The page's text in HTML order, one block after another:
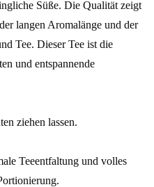
Süße. Die Qualität zeigt
langen Aromalänge und der
Tee. Dieser Tee ist die
und entspannende
ziehen lassen.
Teeentfaltung und volles